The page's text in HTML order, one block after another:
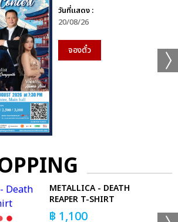
วันที่แสดง :
20/08/26
จองตั๋ว
METALLICA - DEATH
REAPER T-SHIRT
฿ 1,100